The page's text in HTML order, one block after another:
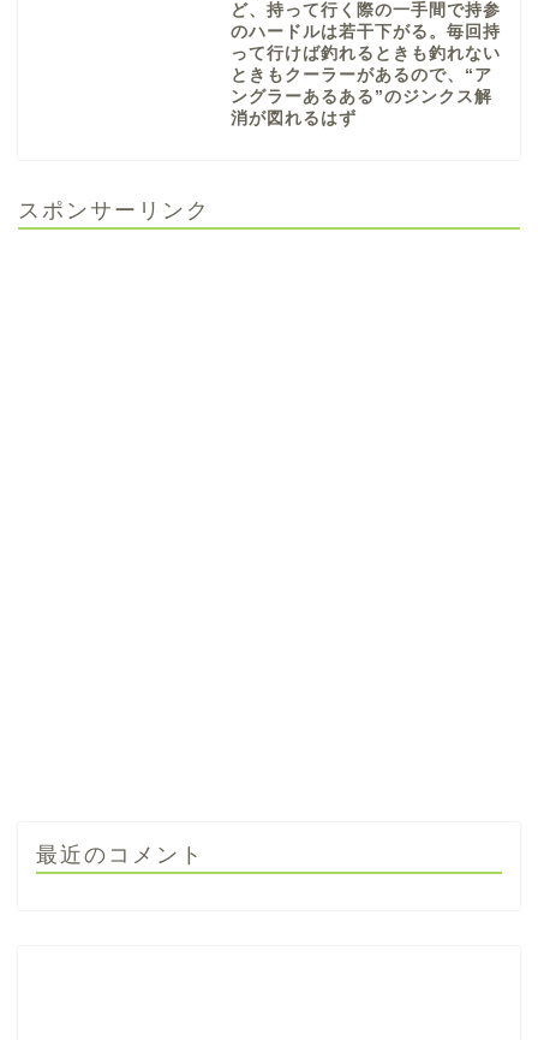
ど、持って行く際の一手間で持参
のハードルは若干下がる。毎回持
って行けば釣れるときも釣れない
ときもクーラーがあるので、“ア
ングラーあるある”のジンクス解
消が図れるはず
スポンサーリンク
最近のコメント